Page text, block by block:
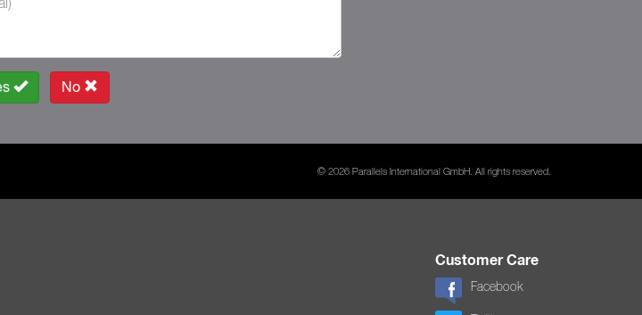
No
© 2026 Parallels International GmbH. All rights reserved.
Customer Care
Facebook